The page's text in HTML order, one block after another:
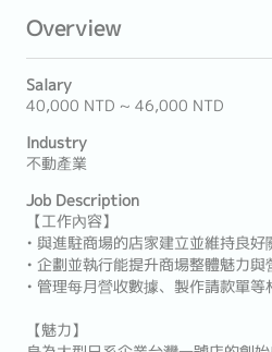
Overview
Salary
40,000 NTD ~ 46,000 NTD
Industry
不動產業
Job Description
【工作內容】
• 與進駐商場的店家建立並維持良好
• 企劃並執行能提升商場整體魅力與
• 管理每月營收數據、製作請款單等
【魅力】